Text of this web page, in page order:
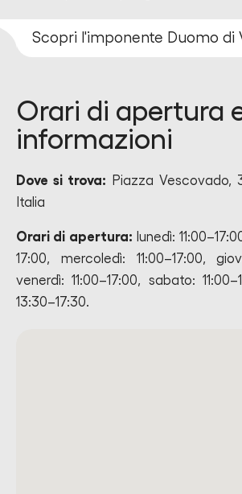
Scopri l'imponente Duomo di
Orari di apertura
informazioni
Dove si trova: Piazza Vescovado,
Italia
Orari di apertura: lunedì:
17:00, mercoledì: 11:00–17:00,
venerdì: 11:00–17:00, sabato:
13:30–17:30.